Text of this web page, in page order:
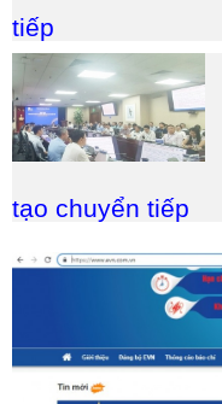
tiếp
tạo chuyển tiếp